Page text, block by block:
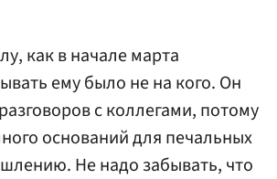
как в начале марта
ему было не на кого. Он
с коллегами, потому
оснований для печальных
Не надо забывать, что